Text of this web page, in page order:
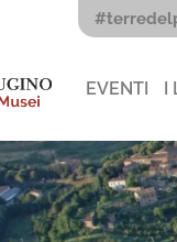
EVENTI I